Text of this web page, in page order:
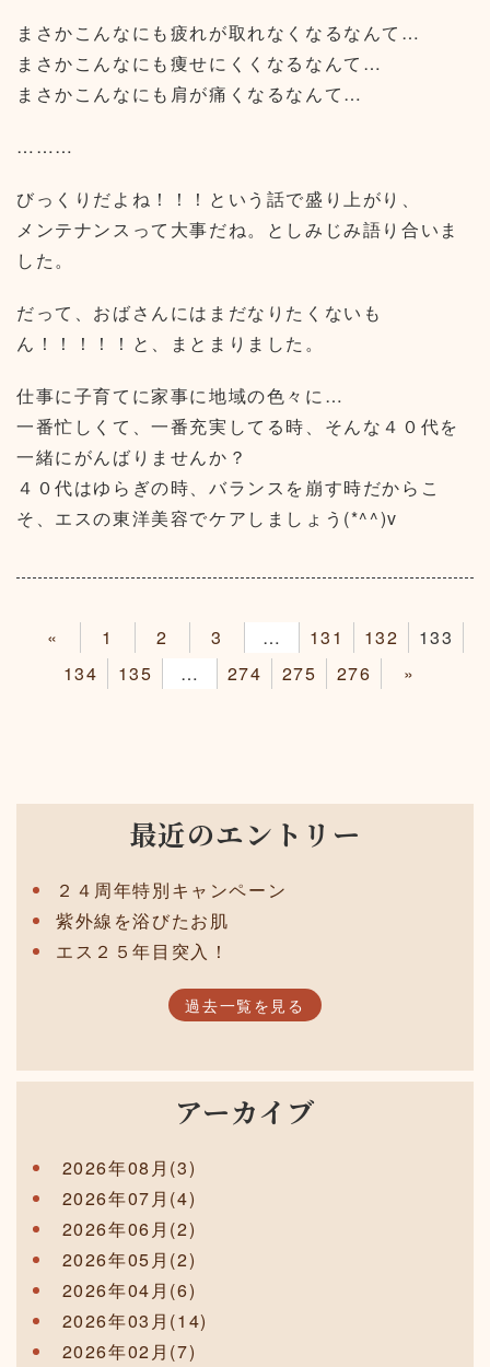
まさかこんなにも疲れが取れなくなるなんて…
まさかこんなにも痩せにくくなるなんて…
まさかこんなにも肩が痛くなるなんて…
………
びっくりだよね！！！という話で盛り上がり、
メンテナンスって大事だね。としみじみ語り合いま
した。
だって、おばさんにはまだなりたくないも
ん！！！！！と、まとまりました。
仕事に子育てに家事に地域の色々に…
一番忙しくて、一番充実してる時、そんな４０代を
一緒にがんばりませんか？
４０代はゆらぎの時、バランスを崩す時だからこ
そ、エスの東洋美容でケアしましょう(*^^)v
« 1 2 3 4 131 132
133
134
135 136 274 275 276 »
最近のエントリー
２４周年特別キャンペーン
紫外線を浴びたお肌
エス２５年目突入！
過去一覧を見る
アーカイブ
2026年08月(3)
2026年07月(4)
2026年06月(2)
2026年05月(2)
2026年04月(6)
2026年03月(14)
2026年02月(7)